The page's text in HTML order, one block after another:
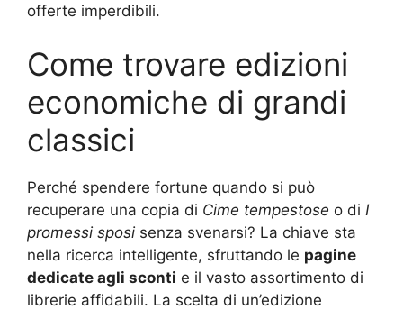
offerte imperdibili.
Come trovare edizioni
economiche di grandi
classici
Perché spendere fortune quando si può
recuperare una copia di Cime tempestose o di I
promessi sposi senza svenarsi? La chiave sta
nella ricerca intelligente, sfruttando le pagine
dedicate agli sconti e il vasto assortimento di
librerie affidabili. La scelta di un’edizione